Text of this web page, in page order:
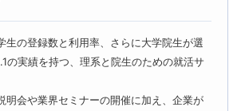
生の登録数と利用率、さらに大学院生が選
の実績を持つ、理系と院生のための就活サ
明会や業界セミナーの開催に加え、企業が